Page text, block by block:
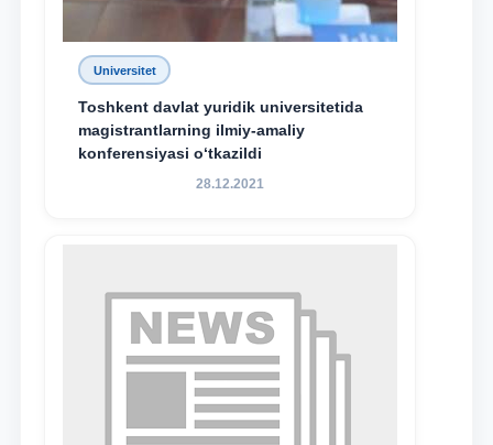
Universitet
Toshkent davlat yuridik universitetida
magistrantlarning ilmiy-amaliy
konferensiyasi o‘tkazildi
28.12.2021